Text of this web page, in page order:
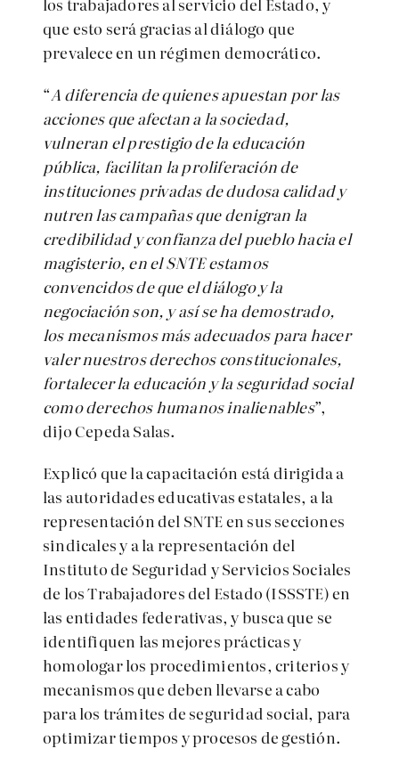
que esto será gracias al diálogo que
prevalece en un régimen democrático.
“A diferencia de quienes apuestan por las
acciones que afectan a la sociedad,
vulneran el prestigio de la educación
pública, facilitan la proliferación de
instituciones privadas de dudosa calidad y
nutren las campañas que denigran la
credibilidad y confianza del pueblo hacia el
magisterio, en el SNTE estamos
convencidos de que el diálogo y la
negociación son, y así se ha demostrado,
los mecanismos más adecuados para hacer
valer nuestros derechos constitucionales,
fortalecer la educación y la seguridad social
como derechos humanos inalienables”,
dijo Cepeda Salas.
Explicó que la capacitación está dirigida a
las autoridades educativas estatales, a la
representación del SNTE en sus secciones
sindicales y a la representación del
Instituto de Seguridad y Servicios Sociales
de los Trabajadores del Estado (ISSSTE) en
las entidades federativas, y busca que se
identifiquen las mejores prácticas y
homologar los procedimientos, criterios y
mecanismos que deben llevarse a cabo
para los trámites de seguridad social, para
optimizar tiempos y procesos de gestión.